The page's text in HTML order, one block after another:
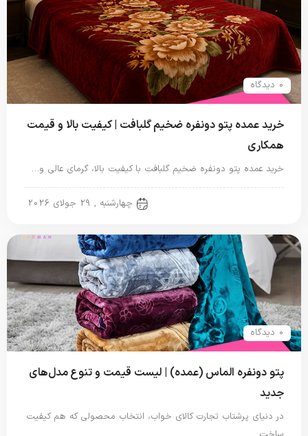
0 دیدگاه
خرید عمده پتو دونفره ضخیم گلبافت | کیفیت بالا و قیمت
همکاری
خرید عمده پتو دونفره ضخیم گلبافت با کیفیت بالا، گرمای عالی و…
چهارشنبه , 29 جولای 2026
0 دیدگاه
پتو دونفره الماس (عمده) | لیست قیمت و تنوع مدل‌های
جدید
در دنیای پرشتاب تجارت کالای خواب، انتخاب محصولی که هم کیفیت